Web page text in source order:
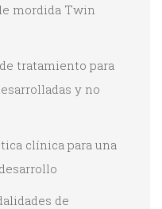
mordida Twin
tratamiento para
y no
clínica para una
de